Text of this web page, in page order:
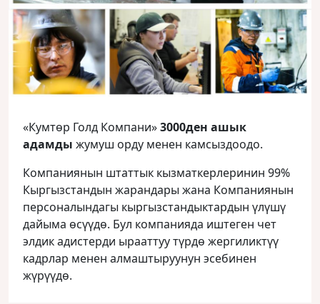
«Кумтөр Голд Компани»3000ден ашык
адамды жумуш орду менен камсыздоодо.
Компаниянын штаттык кызматкерлеринин 99%
Кыргызстандын жарандары жана Компаниянын
персоналындагы кыргызстандыктардын үлүшү
дайыма өсүүдө. Бул компанияда иштеген чет
элдик адистерди ырааттуу түрдө жергиликтүү
кадрлар менен алмаштыруунун эсебинен
жүрүүдө.